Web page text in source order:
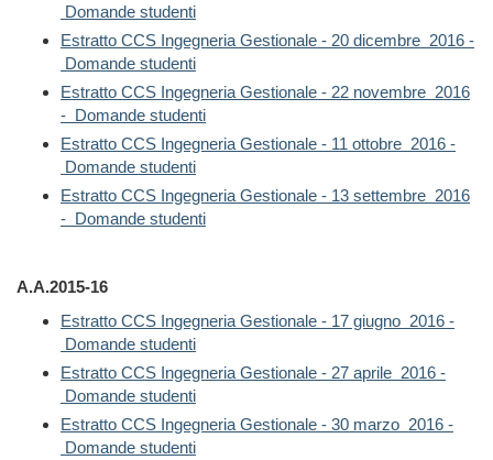
Domande studenti
Estratto CCS Ingegneria Gestionale - 20 dicembre 2016 -
Domande studenti
Estratto CCS Ingegneria Gestionale - 22 novembre 2016
- Domande studenti
Estratto CCS Ingegneria Gestionale - 11 ottobre 2016 -
Domande studenti
Estratto CCS Ingegneria Gestionale - 13 settembre 2016
- Domande studenti
A.A.2015-16
Estratto CCS Ingegneria Gestionale - 17 giugno 2016 -
Domande studenti
Estratto CCS Ingegneria Gestionale - 27 aprile 2016 -
Domande studenti
Estratto CCS Ingegneria Gestionale - 30 marzo 2016 -
Domande studenti